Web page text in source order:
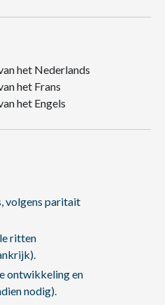
het Nederlands
het Frans
het Engels
volgens paritait
ritten
ontwikkeling en
nodig).